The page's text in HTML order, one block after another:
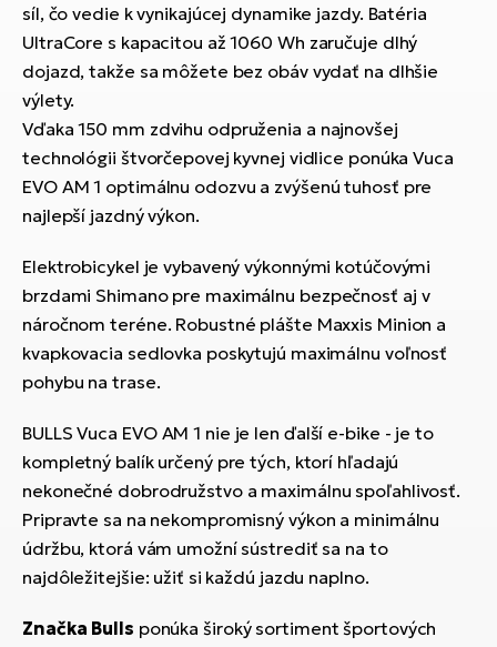
síl, čo vedie k vynikajúcej dynamike jazdy. Batéria
UltraCore s kapacitou až 1060 Wh zaručuje dlhý
dojazd, takže sa môžete bez obáv vydať na dlhšie
výlety.
Vďaka 150 mm zdvihu odpruženia a najnovšej
technológii štvorčepovej kyvnej vidlice ponúka Vuca
EVO AM 1 optimálnu odozvu a zvýšenú tuhosť pre
najlepší jazdný výkon.
Elektrobicykel je vybavený výkonnými kotúčovými
brzdami Shimano pre maximálnu bezpečnosť aj v
náročnom teréne. Robustné plášte Maxxis Minion a
kvapkovacia sedlovka poskytujú maximálnu voľnosť
pohybu na trase.
BULLS Vuca EVO AM 1 nie je len ďalší e-bike - je to
kompletný balík určený pre tých, ktorí hľadajú
nekonečné dobrodružstvo a maximálnu spoľahlivosť.
Pripravte sa na nekompromisný výkon a minimálnu
údržbu, ktorá vám umožní sústrediť sa na to
najdôležitejšie: užiť si každú jazdu naplno.
Značka Bulls ponúka široký sortiment športových